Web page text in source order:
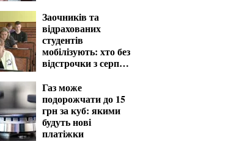
Заочників та
відрахованих
студентів
мобілізують: хто без
відстрочки з серпня
Газ може
подорожчати до 15
грн за куб: якими
будуть нові
платіжки